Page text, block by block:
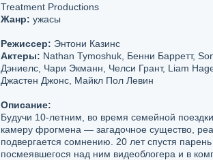
Treatment Productions
Жанр: ужасы
Режиссер: Энтони Казинс
Актеры: Nathan Tymoshuk, Бенни Барретт,
Дэниелс, Чари Экманн, Челси Грант, Liam
Джастен Джонс, Майкл Пол Левин
Описание:
Будучи 10-летним, во время семейной
камеру фрогмена — загадочное существо,
подвергается сомнению. 20 лет спустя
посмеявшегося над ним видеоблогера и в